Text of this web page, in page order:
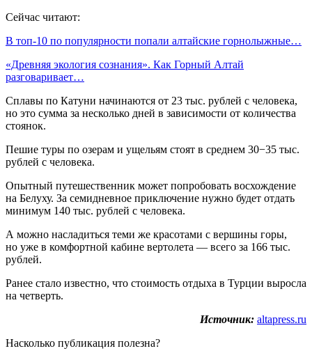
Сейчас читают:
В топ-10 по популярности попали алтайские горнолыжные…
«Древняя экология сознания». Как Горный Алтай
разговаривает…
Сплавы по Катуни начинаются от 23 тыс. рублей с человека,
но это сумма за несколько дней в зависимости от количества
стоянок.
Пешие туры по озерам и ущельям стоят в среднем 30−35 тыс.
рублей с человека.
Опытный путешественник может попробовать восхождение
на Белуху. За семидневное приключение нужно будет отдать
минимум 140 тыс. рублей с человека.
А можно насладиться теми же красотами с вершины горы,
но уже в комфортной кабине вертолета — всего за 166 тыс.
рублей.
Ранее стало известно, что стоимость отдыха в Турции выросла
на четверть.
Источник: altapress.ru
Насколько публикация полезна?